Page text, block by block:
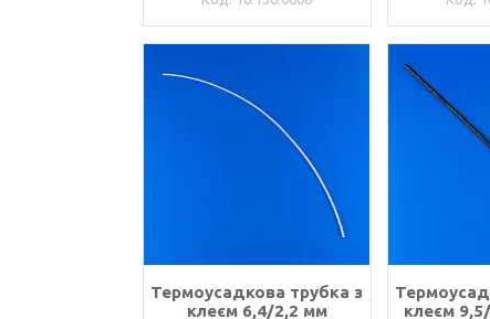
Термоусадкова трубка з
клеєм 6,4/2,2 мм
клеєм